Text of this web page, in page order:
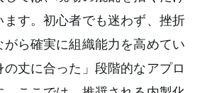
ます。初心者でも迷わず、挫折
ら確実に組織能力を高めてい
の丈に合った」段階的なアプロ